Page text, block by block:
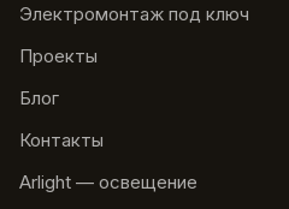
Электромонтаж под ключ
Проекты
Блог
Контакты
Arlight — освещение